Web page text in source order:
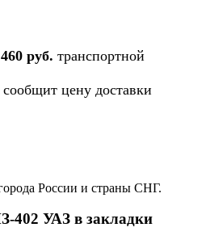
руб. транспортной
цену доставки
России и страны СНГ.
402 УАЗ в закладки